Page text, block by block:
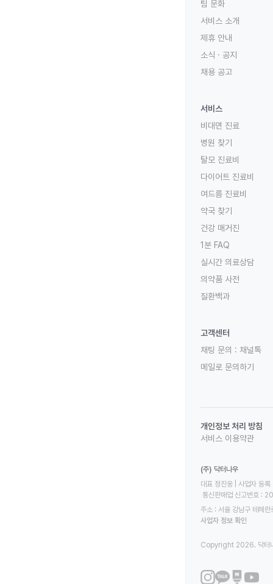
팀 문화
서비스 소개
제휴 안내
소식 · 공지
채용 공고
서비스
비대면 진료
병원 찾기
탈모 진료비
다이어트 진료비
여드름 진료비
약국 찾기
건강 매거진
1분 FAQ
실시간 의료상담
의약품 사전
질환백과
고객센터
채팅 문의 : 채널톡
메일로 문의하기
개인정보 처리 방침
서비스 이용약관
(주) 닥터나우
대표 정진웅 | 사업자
통신판매업 신고번호
주소 : 서울 강남구 테헤
사업자 정보 확인
Copyright 2026. 닥터